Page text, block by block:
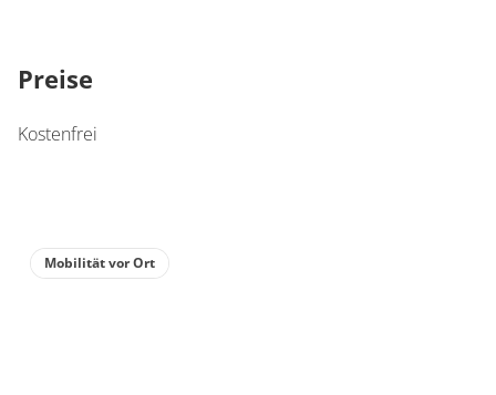
Preise
Kostenfrei
Mobilität vor Ort